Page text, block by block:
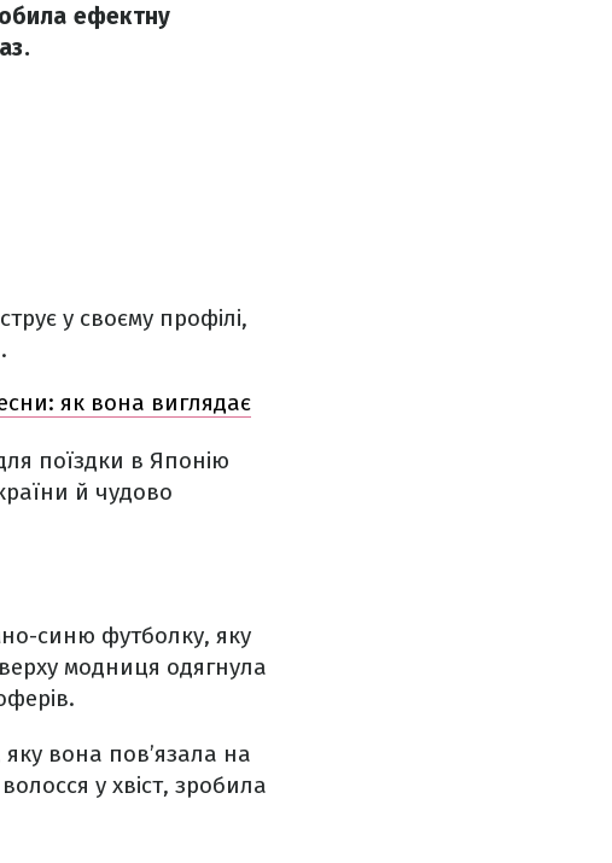
ефектну
у своєму профілі,
як вона виглядає
поїздки в Японію
й чудово
синю футболку, яку
модниця одягнула
вона пов’язала на
у хвіст, зробила